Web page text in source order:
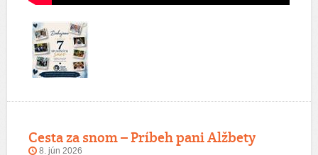
Cesta za snom – Príbeh pani Alžbety
8. jún 2026